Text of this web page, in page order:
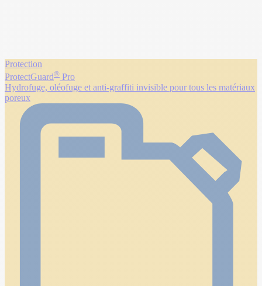
Protection
ProtectGuard® Pro
Hydrofuge, oléofuge et anti-graffiti invisible pour tous les matériaux
poreux